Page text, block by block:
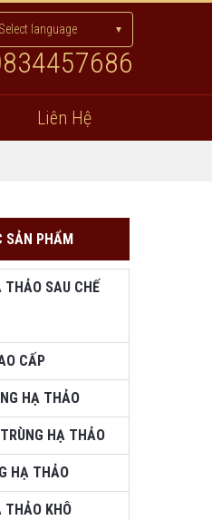
Select language ▼
Liên Hệ
SẢN PHẨM
THẢO SAU CHẾ
CẤP
HẠ THẢO
HẠ THẢO
HẠ THẢO
THẢO KHÔ